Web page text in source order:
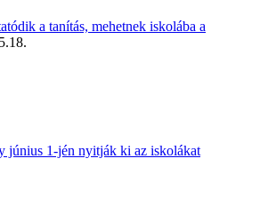
a tanítás, mehetnek iskolába a
június 1-jén nyitják ki az iskolákat